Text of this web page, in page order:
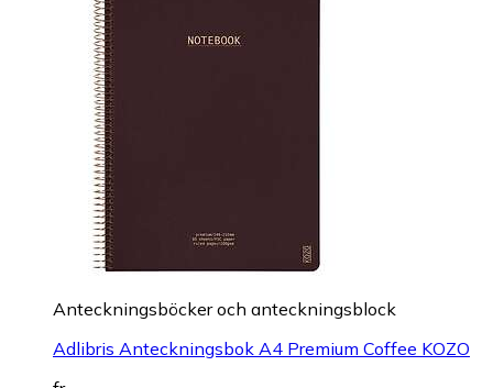
Anteckningsböcker och anteckningsblock
Adlibris Anteckningsbok A4 Premium Coffee KOZO